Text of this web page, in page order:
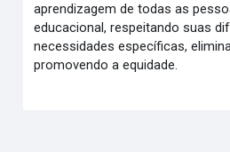
aprendizagem de todas as
educacional, respeitando suas
necessidades específicas,
promovendo a equidade.